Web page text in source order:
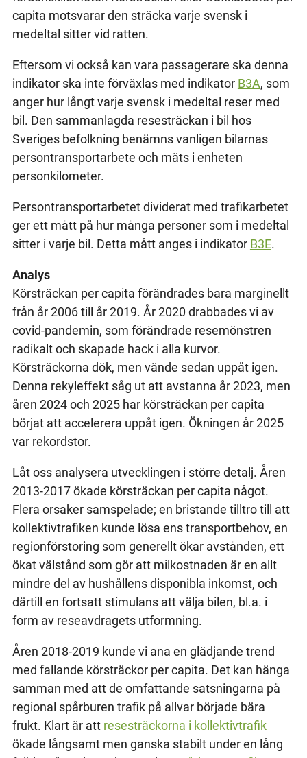
capita motsvarar den sträcka varje svensk i
medeltal sitter vid ratten.
Eftersom vi också kan vara passagerare ska denna
indikator ska inte förväxlas med indikator B3A, som
anger hur långt varje svensk i medeltal reser med
bil. Den sammanlagda resesträckan i bil hos
Sveriges befolkning benämns vanligen bilarnas
persontransportarbete och mäts i enheten
personkilometer.
Persontransportarbetet dividerat med trafikarbetet
ger ett mått på hur många personer som i medeltal
sitter i varje bil. Detta mått anges i indikator B3E.
Analys
Körsträckan per capita förändrades bara marginellt
från år 2006 till år 2019. År 2020 drabbades vi av
covid-pandemin, som förändrade resemönstren
radikalt och skapade hack i alla kurvor.
Körsträckorna dök, men vände sedan uppåt igen.
Denna rekyleffekt såg ut att avstanna år 2023, men
åren 2024 och 2025 har körsträckan per capita
börjat att accelerera uppåt igen. Ökningen år 2025
var rekordstor.
Låt oss analysera utvecklingen i större detalj. Åren
2013-2017 ökade körsträckan per capita något.
Flera orsaker samspelade; en bristande tilltro till att
kollektivtrafiken kunde lösa ens transportbehov, en
regionförstoring som generellt ökar avstånden, ett
ökat välstånd som gör att milkostnaden är en allt
mindre del av hushållens disponibla inkomst, och
därtill en fortsatt stimulans att välja bilen, bl.a. i
form av reseavdragets utformning.
Åren 2018-2019 kunde vi ana en glädjande trend
med fallande körsträckor per capita. Det kan hänga
samman med att de omfattande satsningarna på
regional spårburen trafik på allvar började bära
frukt. Klart är att resesträckorna i kollektivtrafik
ökade långsamt men ganska stabilt under en lång